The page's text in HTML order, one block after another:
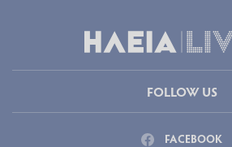
FOLLOW US
FACEBOOK